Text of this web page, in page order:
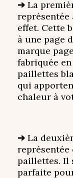
➔ La
représentée
effet. Cette
à une page
marque
fabriquée
paillettes
qui
chaleur à
➔ La
représentée
paillettes. Il
parfaite